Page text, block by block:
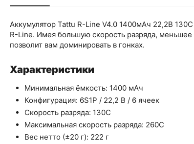
Аккумулятор Tattu R-Line V4.0 1400мАч 22,2В
R-Line. Имея большую скорость разряда,
позволит вам доминировать в гонках.
Характеристики
Минимальная ёмкость: 1400 мАч
Конфигурация: 6S1P / 22,2 В / 6 ячеек
Скорость разряда: 130C
Максимальная скорость разряда: 260C
Вес нетто (±20 г): 222 г